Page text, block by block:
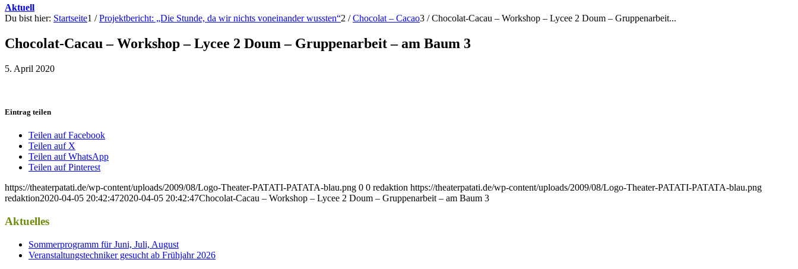
Aktuell
Du bist hier: Startseite1 / Projektbericht: „Die Stunde, da wir nichts voneinander wussten“2 / Chocolat – Cacao3 / Chocolat-Cacau – Workshop – Lycee 2 Doum – Gruppenarbeit...
Chocolat-Cacau – Workshop – Lycee 2 Doum – Gruppenarbeit – am Baum 3
5. April 2020
Eintrag teilen
Teilen auf Facebook
Teilen auf X
Teilen auf WhatsApp
Teilen auf Pinterest
https://theaterpatati.de/wp-content/uploads/2009/08/Logo-Theater-PATATI-PATATA-blau.png 0 0 redaktion https://theaterpatati.de/wp-content/uploads/2009/08/Logo-Theater-PATATI-PATATA-blau.png
redaktion2020-04-05 20:42:472020-04-05 20:42:47Chocolat-Cacau – Workshop – Lycee 2 Doum – Gruppenarbeit – am Baum 3
Aktuelles
Sommerprogramm für Juni, Juli, August
Veranstaltungstechniker gesucht ab Frühjahr 2026